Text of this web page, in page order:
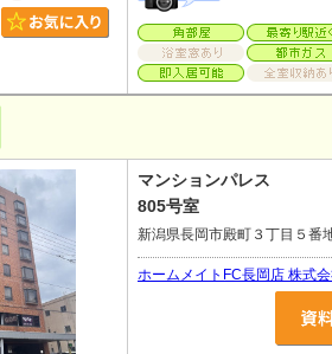
マンションパレス
805号室
新潟県長岡市殿町３丁目５番
ホームメイトFC長岡店 株式